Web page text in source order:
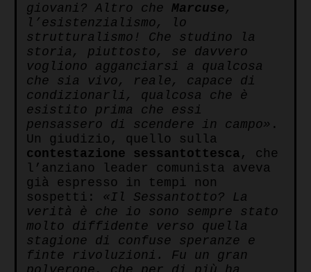
giovani? Altro che Marcuse,
l’esistenzialismo, lo
strutturalismo! Che studino la
storia, piuttosto, se davvero
vogliono agganciarsi a qualcosa
che sia vivo, reale, capace di
condizionarli, qualcosa che è
esistito prima che essi
pensassero di scendere in campo» .
Un giudizio, quello sulla
contestazione sessantottesca , che
l’anziano leader comunista aveva
già espresso in tempi non
sospetti: «Il Sessantotto? La
verità è che io sono sempre stato
molto diffidente verso quella
stagione di confuse speranze e
finte rivoluzioni. Fu un gran